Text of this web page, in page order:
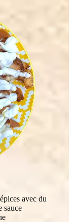
avec du
sauce